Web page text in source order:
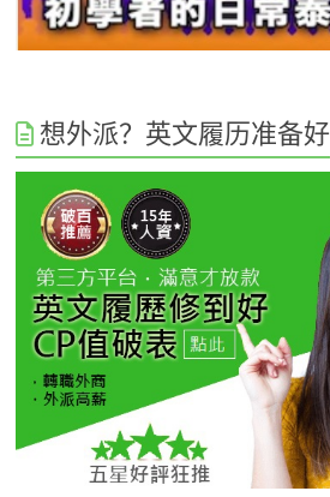
想外派？英文履历准备好